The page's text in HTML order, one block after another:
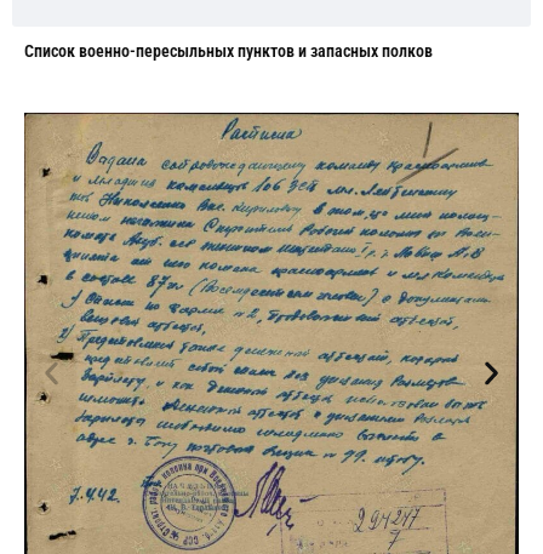
Cписок военно-пересыльных пунктов и запасных полков